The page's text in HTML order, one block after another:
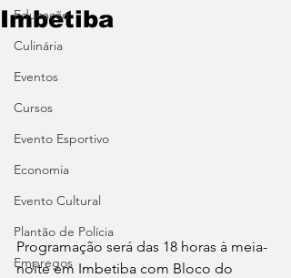
Educação
Culinária
Eventos
Cursos
Evento Esportivo
Economia
Evento Cultural
Plantão de Polícia
Empregos
Imbetiba
Programação será das 18 horas à meia-
noite em Imbetiba com Bloco do